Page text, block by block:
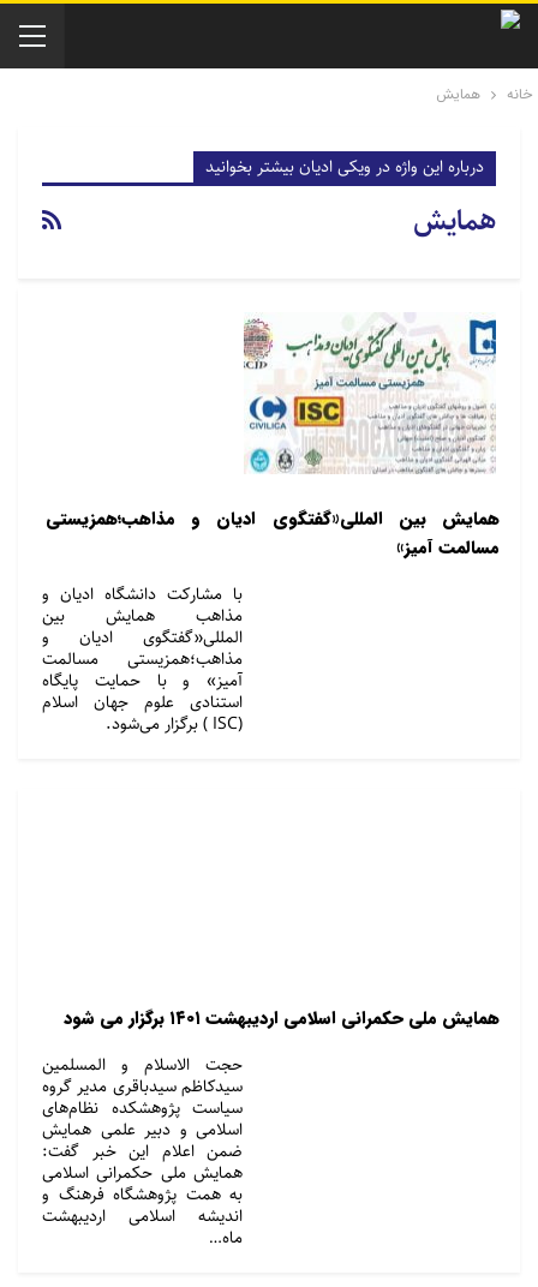
خانه همایش
درباره این واژه در ویکی ادیان بیشتر بخوانید
همایش
همایش بین المللی«گفتگوی ادیان و مذاهب؛همزیستی
مسالمت آمیز»
با مشارکت دانشگاه ادیان و
مذاهب همایش بین
المللی«گفتگوی ادیان و
مذاهب؛همزیستی مسالمت
آمیز» و با حمایت پایگاه
استنادی علوم جهان اسلام
(ISC ) برگزار می‌شود.
همایش ملی حکمرانی اسلامی اردیبهشت ۱۴۰۱ برگزار می شود
حجت الاسلام و المسلمین
سیدکاظم سیدباقری مدیر گروه
سیاست پژوهشکده نظام‌های
اسلامی و دبیر علمی همایش
ضمن اعلام این خبر گفت:‌
همایش ملی حکمرانی اسلامی
به همت پژوهشگاه فرهنگ و
اندیشه اسلامی اردیبهشت
ماه…